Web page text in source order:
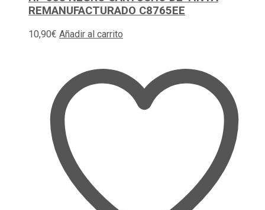
REMANUFACTURADO C8765EE
10,90€ Añadir al carrito